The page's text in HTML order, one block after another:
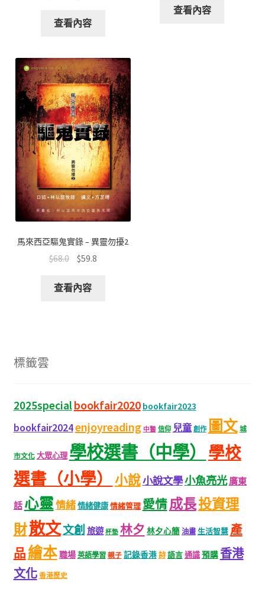
查看內容
查看內容
馬來西亞驅鬼實錄 – 異靈勿擾2
$68.0 $59.8
查看內容
標籤雲
2025specialbookfair2020 bookfair2023
bookfair2024enjoyreading 中醫 信仰 兒童 創作 圖文 城
市文化 大眾心理 學校選書（中學）
學校
選書（小學）
小說小說文學小魚亮光廣東
話 心靈情緒情緒健康情緒管理 愛情成長投資理
財散文文創 旅遊 杯墊 林夕 林夕心簡 油畫 生活智慧 產
品繪本職場 英語學習 親子 記錄香港 詩 語言通識預購香港
文化 香港歷史